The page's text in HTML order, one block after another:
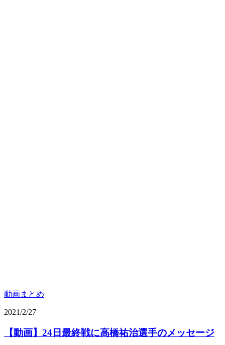
動画まとめ
2021/2/27
【動画】24日最終戦に高橋祐治選手のメッセージ